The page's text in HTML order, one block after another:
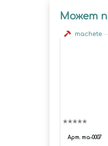
Может
machete
Арт. ma-0007